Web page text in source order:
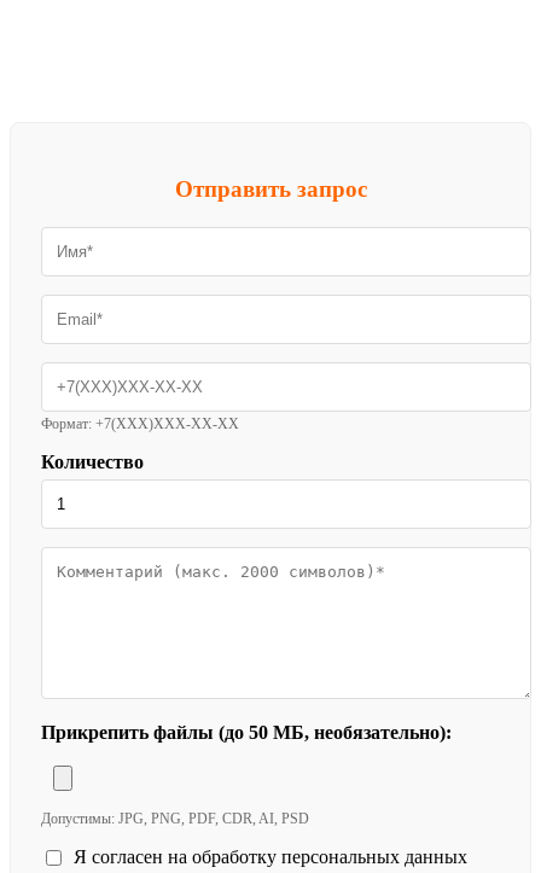
Отправить запрос
Формат: +7(XXX)XXX-XX-XX
Количество
Прикрепить файлы (до 50 МБ, необязательно):
Допустимы: JPG, PNG, PDF, CDR, AI, PSD
Я согласен на обработку персональных данных